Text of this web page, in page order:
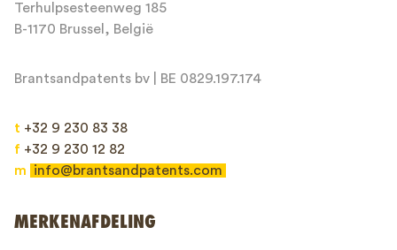
Bericht*
Terhulpsesteenweg 185
B-1170 Brussel, België
Brantsandpatents bv | BE 0829.197.174
t +32 9 230 83 38
f +32 9 230 12 82
m
info@brantsandpatents.com
MERKENAFDELING